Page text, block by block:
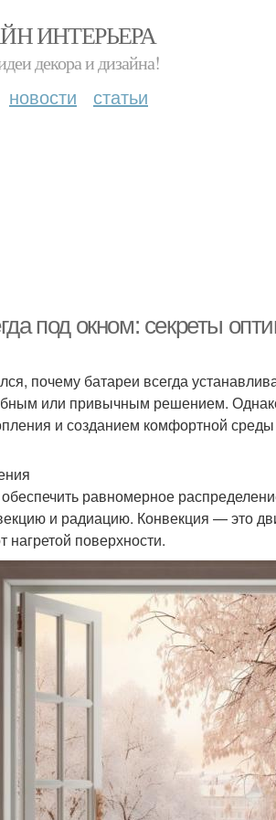
ИНТЕРЬЕРА
декора и дизайна!
новости статьи
под окном: секреты
почему батареи всегда
или привычным решением.
и созданием комфортной
равномерное
и радиацию. Конвекция — это
поверхности.